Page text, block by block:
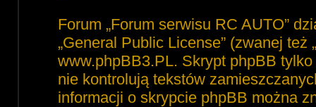
Forum „Forum serwisu RC AUTO”
„General Public License” (zwanej też
www.phpBB3.PL. Skrypt phpBB
nie kontrolują tekstów
informacji o skrypcie phpBB można